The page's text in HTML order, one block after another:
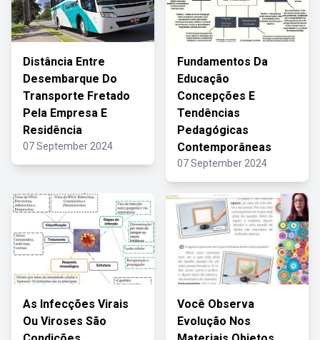
Distância Entre
Desembarque Do
Transporte Fretado
Pela Empresa E
Residência
07 September 2024
Fundamentos Da
Educação
Concepções E
Tendências
Pedagógicas
Contemporâneas
07 September 2024
As Infecções Virais
Ou Viroses São
Você Observa
Evolução Nos